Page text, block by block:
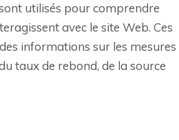
utilisés pour comprendre
avec le site Web. Ces
informations sur les mesures
taux de rebond, de la source